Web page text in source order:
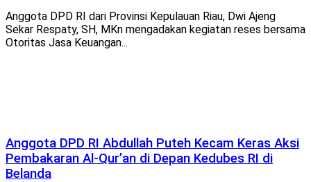
Anggota DPD RI dari Provinsi Kepulauan Riau, Dwi Ajeng
Sekar Respaty, SH, MKn mengadakan kegiatan reses bersama
Otoritas Jasa Keuangan...
Anggota DPD RI Abdullah Puteh Kecam Keras Aksi
Pembakaran Al-Qur’an di Depan Kedubes RI di
Belanda